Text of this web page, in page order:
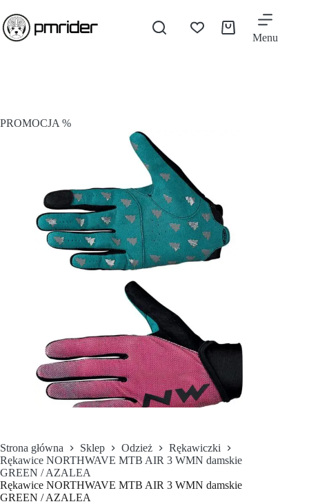
Menu
PROMOCJA %
Strona główna Sklep Odzież
Rękawiczki
Rękawice NORTHWAVE MTB AIR 3 WMN damskie
GREEN / AZALEA
Rękawice NORTHWAVE MTB AIR 3 WMN damskie
GREEN / AZALEA